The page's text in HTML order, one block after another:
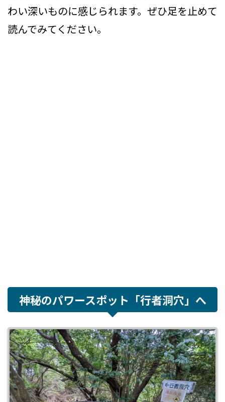
わい深いものに感じられます。ぜひ足を止めて
読んでみてください。
神秘のパワースポット「行者洞穴」へ